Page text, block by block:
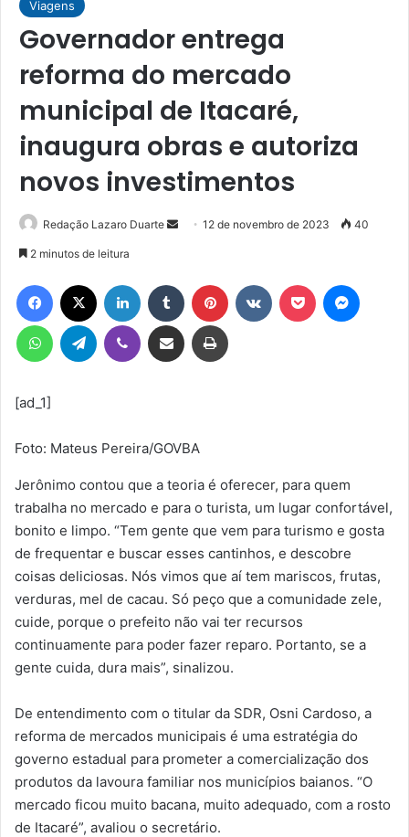
Viagens
Governador entrega
reforma do mercado
municipal de Itacaré,
inaugura obras e autoriza
novos investimentos
Redação Lazaro Duarte
Mande
mail
12 de novembro de 2023 40
2 minutos de leitura
Facebook Linkedin Tumblr Pinterest Pocket
WhatsAppTelegram Viber Compartilhar via e-mail Imprimir
[ad_1]
Foto: Mateus Pereira/GOVBA
Jerônimo contou que a teoria é oferecer, para quem
trabalha no mercado e para o turista, um lugar confortável,
bonito e limpo. “Tem gente que vem para turismo e gosta
de frequentar e buscar esses cantinhos, e descobre
coisas deliciosas. Nós vimos que aí tem mariscos, frutas,
verduras, mel de cacau. Só peço que a comunidade zele,
cuide, porque o prefeito não vai ter recursos
continuamente para poder fazer reparo. Portanto, se a
gente cuida, dura mais”, sinalizou.
De entendimento com o titular da SDR, Osni Cardoso, a
reforma de mercados municipais é uma estratégia do
governo estadual para prometer a comercialização dos
produtos da lavoura familiar nos municípios baianos. “O
mercado ficou muito bacana, muito adequado, com a rosto
de Itacaré”, avaliou o secretário.